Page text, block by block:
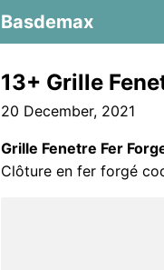
Basdemax
13+ Grille
20 December, 2021
Grille Fenetre Fer
Clôture en fer forgé